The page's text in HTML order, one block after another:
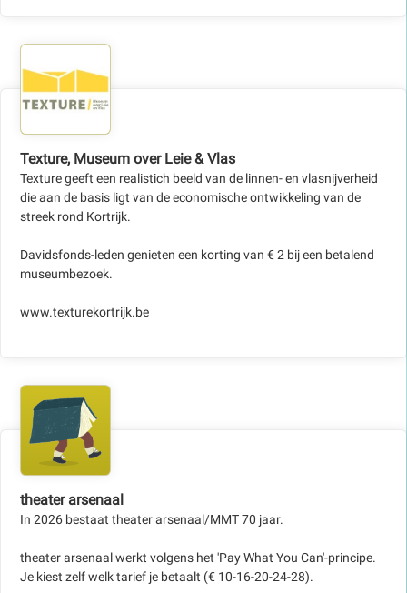
Texture, Museum over Leie & Vlas
Texture geeft een realistich beeld van de linnen- en vlasnijverheid
die aan de basis ligt van de economische ontwikkeling van de
streek rond Kortrijk.
Davidsfonds-leden genieten een korting van € 2 bij een betalend
museumbezoek.
www.texturekortrijk.be
theater arsenaal
In 2026 bestaat theater arsenaal/MMT 70 jaar.
theater arsenaal werkt volgens het 'Pay What You Can'-principe.
Je kiest zelf welk tarief je betaalt (€ 10-16-20-24-28).